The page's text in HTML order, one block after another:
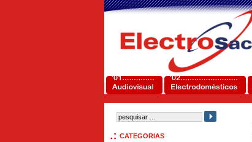
CATEGORIAS